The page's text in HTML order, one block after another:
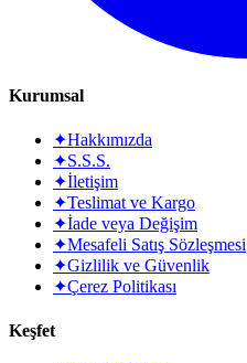
Kurumsal
✦Hakkımızda
✦S.S.S.
✦İletişim
✦Teslimat ve Kargo
✦İade veya Değişim
✦Mesafeli Satış Sözleşmesi
✦Gizlilik ve Güvenlik
✦Çerez Politikası
Keşfet